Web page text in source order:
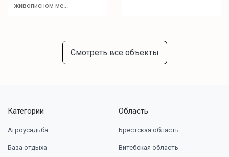
живописном ме...
Смотреть все объекты
Категории
Агроусадьба
База отдыха
Область
Брестская область
Витебская область